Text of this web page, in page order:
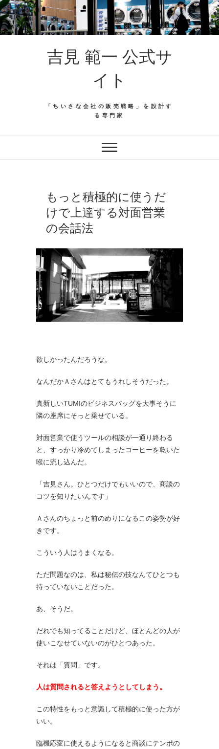
吉見 範一 公式サ
イト
「ちいさな会社の販売戦略」を設計す
る専門家
もっと積極的に使うだ
けで上達する対面営業
の会話法
欲しかったんだろうな。
なんだかＡさんはとてもうれしそうだった。
真新しいTUMIのビジネスバッグを大事そうに
隣の座席にそっと乗せている。
対面営業で使うツールの相談が一通り終わる
と、すっかり冷めてしまったコーヒーを乾いた
喉に流し込んだ。
「吉見さん。ひとつだけでもいいので、商談の
コツを知りたいんです」
Ａさんのちょっと前のめりになるこの姿勢が好
きです。
こういう人はうまくなる。
ただ問題なのは、私は秘伝の技なんてひとつも
持っていないことだった。
あ、そうだ。
だれでも知ってることだけど、ほとんどの人が
使いこなせていないのがひとつあった。
それは「質問」です。
人は質問されると答えようとしてしまう。
この特性をもっと意識して積極的に使った方が
いい。
臨機応変に使えるようになると商談にテンポの